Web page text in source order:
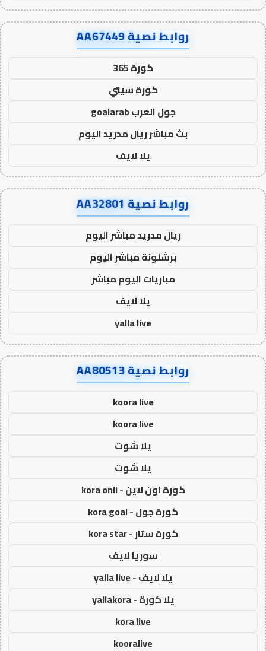
روابط نصية AA67449
كورة 365
كورة سيتي
جول العرب goalarab
بث مباشر ريال مدريد اليوم
يلا لايف
روابط نصية AA32801
ريال مدريد مباشر اليوم
برشلونة مباشر اليوم
مباريات اليوم مباشر
يلا لايف
yalla live
روابط نصية AA80513
koora live
koora live
يلا شوت
يلا شوت
كورة اون لاين - kora onli
كورة جول - kora goal
كورة ستار - kora star
سوريا لايف
يلا لايف - yalla live
يلا كورة - yallakora
kora live
kooralive